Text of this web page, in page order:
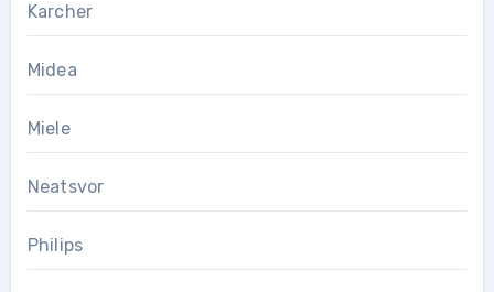
Karcher
Midea
Miele
Neatsvor
Philips